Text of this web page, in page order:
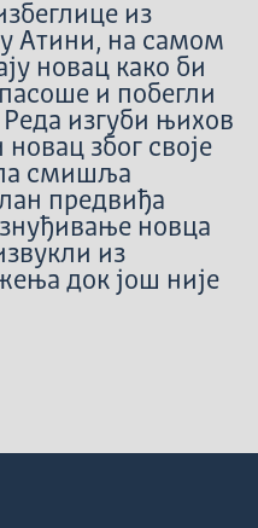
из
Атини, на самом
новац како би
и побегли
изгуби њихов
због своје
смишља
предвиђа
новца
из
док још није